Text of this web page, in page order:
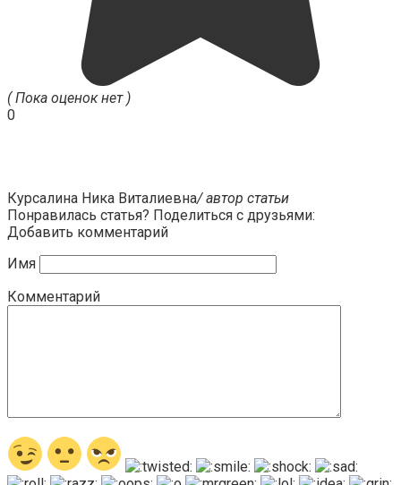
( Пока оценок нет )
0
Курсалина Ника Виталиевна/ автор статьи
Понравилась статья? Поделиться с друзьями:
Добавить комментарий
Имя
Комментарий